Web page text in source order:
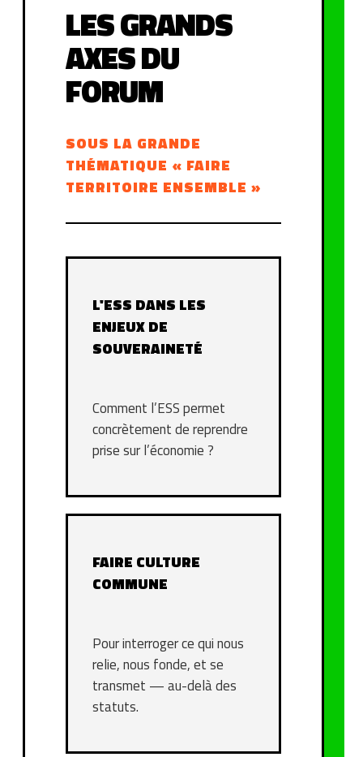
LES GRANDS
AXES DU
FORUM
SOUS LA GRANDE
THÉMATIQUE « FAIRE
TERRITOIRE ENSEMBLE »
L'ESS DANS LES
ENJEUX DE
SOUVERAINETÉ
Comment l’ESS permet
concrètement de reprendre
prise sur l’économie ?
FAIRE CULTURE
COMMUNE
Pour interroger ce qui nous
relie, nous fonde, et se
transmet — au-delà des
statuts.